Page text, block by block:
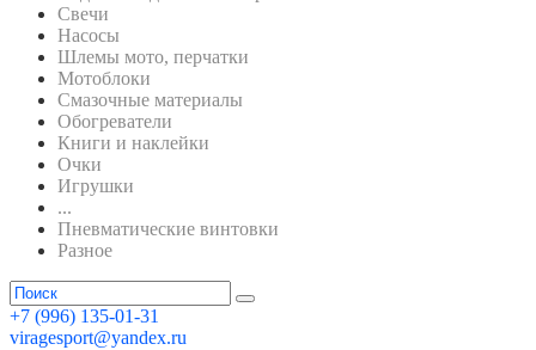
Свечи
Насосы
Шлемы мото, перчатки
Мотоблоки
Смазочные материалы
Обогреватели
Книги и наклейки
Очки
Игрушки
...
Пневматические винтовки
Разное
+7 (996) 135-01-31
viragesport@yandex.ru